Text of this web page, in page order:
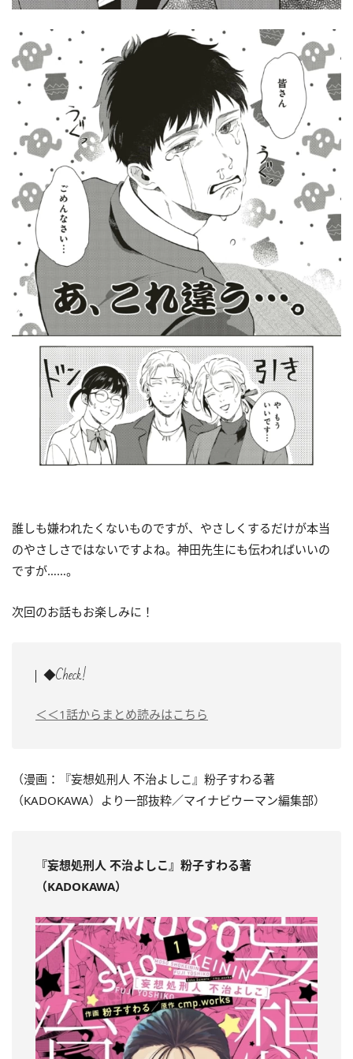
誰しも嫌われたくないものですが、やさしくするだけが本当
のやさしさではないですよね。神田先生にも伝わればいいの
ですが……。
次回のお話もお楽しみに！
◆Check!
＜＜1話からまとめ読みはこちら
（漫画：『妄想処刑人 不治よしこ』粉子すわる著
（KADOKAWA）より一部抜粋／マイナビウーマン編集部）
『妄想処刑人 不治よしこ 』粉子すわる著
（KADOKAWA）